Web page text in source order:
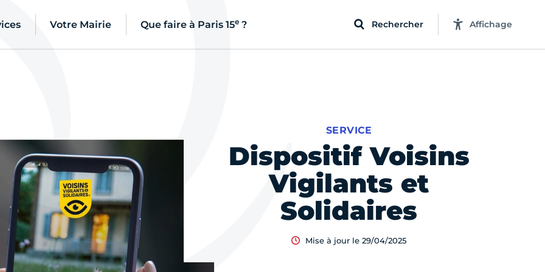
Votre Mairie Que faire à Paris 15e ? Rechercher Affichage
Dispositif Voisins
Vigilants et
Solidaires
SERVICE
Mise à jour le 29/04/2025